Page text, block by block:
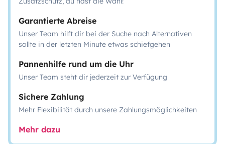
Garantierte Abreise
Unser Team hilft dir bei der Suche nach Alternativen
sollte in der letzten Minute etwas schiefgehen
Pannenhilfe rund um die Uhr
Unser Team steht dir jederzeit zur Verfügung
Sichere Zahlung
Mehr Flexibilität durch unsere Zahlungsmöglichkeiten
Mehr dazu